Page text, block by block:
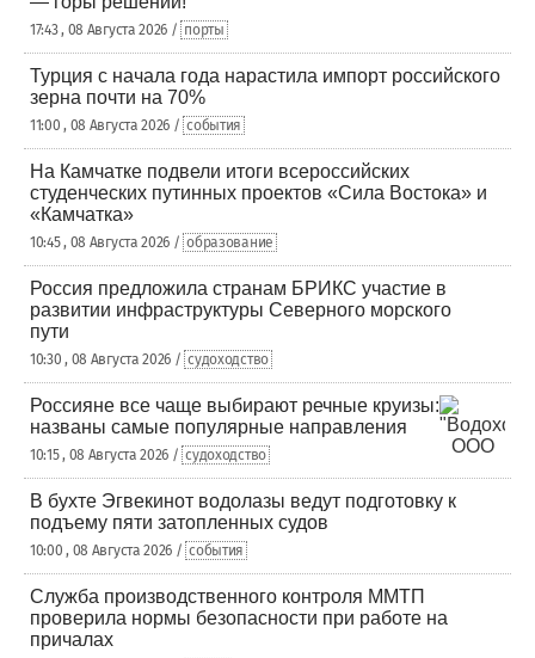
17:43 , 08 Августа 2026 / порты
Турция с начала года нарастила импорт российского
зерна почти на 70%
11:00 , 08 Августа 2026 / события
На Камчатке подвели итоги всероссийских
студенческих путинных проектов «Сила Востока» и
«Камчатка»
10:45 , 08 Августа 2026 / образование
Россия предложила странам БРИКС участие в
развитии инфраструктуры Северного морского
пути
10:30 , 08 Августа 2026 / судоходство
Россияне все чаще выбирают речные круизы:
названы самые популярные направления
10:15 , 08 Августа 2026 / судоходство
В бухте Эгвекинот водолазы ведут подготовку к
подъему пяти затопленных судов
10:00 , 08 Августа 2026 / события
Служба производственного контроля ММТП
проверила нормы безопасности при работе на
причалах